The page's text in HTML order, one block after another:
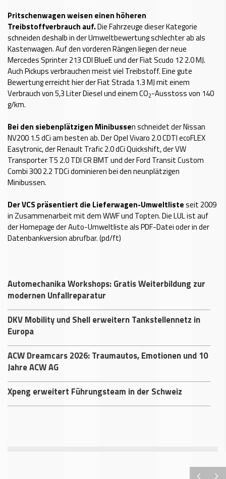
Pritschenwagen weisen einen höheren
Treibstoffverbrauch auf.Die Fahrzeuge dieser Kategorie
schneiden deshalb in der Umweltbewertung schlechter ab als
Kastenwagen. Auf den vorderen Rängen liegen der neue
Mercedes Sprinter 213 CDI BlueE und der Fiat Scudo 12 2.0 MJ.
Auch Pickups verbrauchen meist viel Treibstoff. Eine gute
Bewertung erreicht hier der Fiat Strada 1.3 MJ mit einem
Verbrauch von 5,3 Liter Diesel und einem CO2-Ausstoss von 140
g/km.
Bei den siebenplätzigen Minibussen schneidet der Nissan
NV200 1.5 dCi am besten ab. Der Opel Vivaro 2.0 CDTI ecoFLEX
Easytronic, der Renault Trafic 2.0 dCi Quickshift, der VW
Transporter T5 2.0 TDI CR BMT und der Ford Transit Custom
Combi 300 2.2 TDCi dominieren bei den neunplätzigen
Minibussen.
Der VCS präsentiert die Lieferwagen-Umweltlisteseit 2009
in Zusammenarbeit mit dem WWF und Topten. Die LUL ist auf
derHomepageder Auto-Umweltliste als PDF-Datei oder in der
Datenbankversion abrufbar. (pd/ft)
Automechanika Workshops: Gratis Weiterbildung zur
modernen Unfallreparatur
DKV Mobility und Shell erweitern Tankstellennetz in
Europa
ACW Dreamcars 2026: Traumautos, Emotionen und 10
Jahre ACW AG
Xpeng erweitert Führungsteam in der Schweiz